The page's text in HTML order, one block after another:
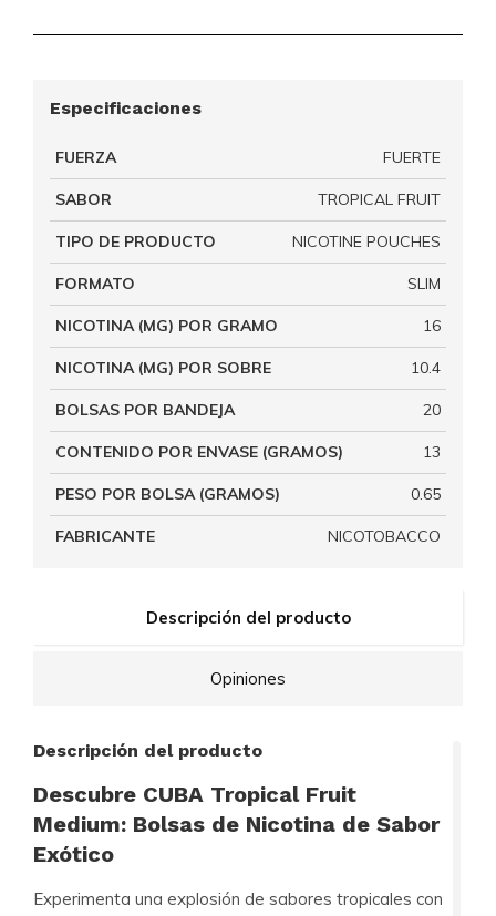
Descripción del producto
Opiniones
Descripción del producto
Descubre CUBA Tropical Fruit
Medium: Bolsas de Nicotina de Sabor
Exótico
Experimenta una explosión de sabores tropicales con
Especificaciones
FUERZA FUERTE
SABOR TROPICAL FRUIT
TIPO DE PRODUCTO NICOTINE POUCHES
FORMATO SLIM
NICOTINA (MG) POR GRAMO 16
NICOTINA (MG) POR SOBRE 10.4
BOLSAS POR BANDEJA 20
CONTENIDO POR ENVASE (GRAMOS) 13
PESO POR BOLSA (GRAMOS) 0.65
FABRICANTE NICOTOBACCO